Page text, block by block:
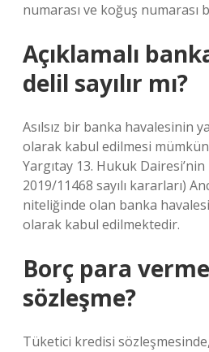
numarası ve koğuş numarası
Açıklamalı
delil sayılır mı?
Asılsız bir banka havalesinin
olarak kabul edilmesi
Yargıtay 13. Hukuk
2019/11468 sayılı kararları)
niteliğinde olan banka
olarak kabul edilmektedir.
Borç para
sözleşme?
Tüketici kredisi